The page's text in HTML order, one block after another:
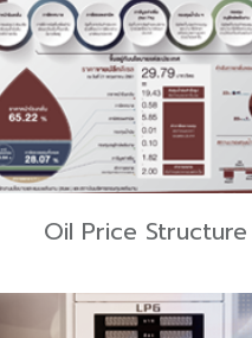
Oil Price Structure